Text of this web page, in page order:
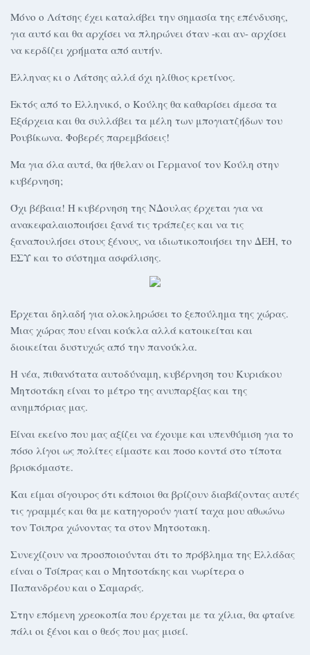
Μόνο ο Λάτσης έχει καταλάβει την σημασία της επένδυσης,
για αυτό και θα αρχίσει να πληρώνει όταν -και αν- αρχίσει
να κερδίζει χρήματα από αυτήν.
Έλληνας κι ο Λάτσης αλλά όχι ηλίθιος κρετίνος.
Εκτός από το Ελληνικό, ο Κούλης θα καθαρίσει άμεσα τα
Εξάρχεια και θα συλλάβει τα μέλη των μπογιατζήδων του
Ρουβίκωνα. Φοβερές παρεμβάσεις!
Μα για όλα αυτά, θα ήθελαν οι Γερμανοί τον Κούλη στην
κυβέρνηση;
Όχι βέβαια! Η κυβέρνηση της ΝΔουλας έρχεται για να
ανακεφαλαιοποιήσει ξανά τις τράπεζες και να τις
ξαναπουλήσει στους ξένους, να ιδιωτικοποιήσει την ΔΕΗ, το
ΕΣΥ και το σύστημα ασφάλισης.
Έρχεται δηλαδή για ολοκληρώσει το ξεπούλημα της χώρας.
Μιας χώρας που είναι κούκλα αλλά κατοικείται και
διοικείται δυστυχώς από την πανούκλα.
Η νέα, πιθανότατα αυτοδύναμη, κυβέρνηση του Κυριάκου
Μητσοτάκη είναι το μέτρο της ανυπαρξίας και της
ανημπόριας μας.
Είναι εκείνο που μας αξίζει να έχουμε και υπενθύμιση για το
πόσο λίγοι ως πολίτες είμαστε και ποσο κοντά στο τίποτα
βρισκόμαστε.
Και είμαι σίγουρος ότι κάποιοι θα βρίζουν διαβάζοντας αυτές
τις γραμμές και θα με κατηγορούν γιατί ταχα μου αθωώνω
τον Τσιπρα χώνοντας τα στον Μητσοτακη.
Συνεχίζουν να προσποιούνται ότι το πρόβλημα της Ελλάδας
είναι ο Τσίπρας και ο Μητσοτάκης και νωρίτερα ο
Παπανδρέου και ο Σαμαράς.
Στην επόμενη χρεοκοπία που έρχεται με τα χίλια, θα φταίνε
πάλι οι ξένοι και ο θεός που μας μισεί.